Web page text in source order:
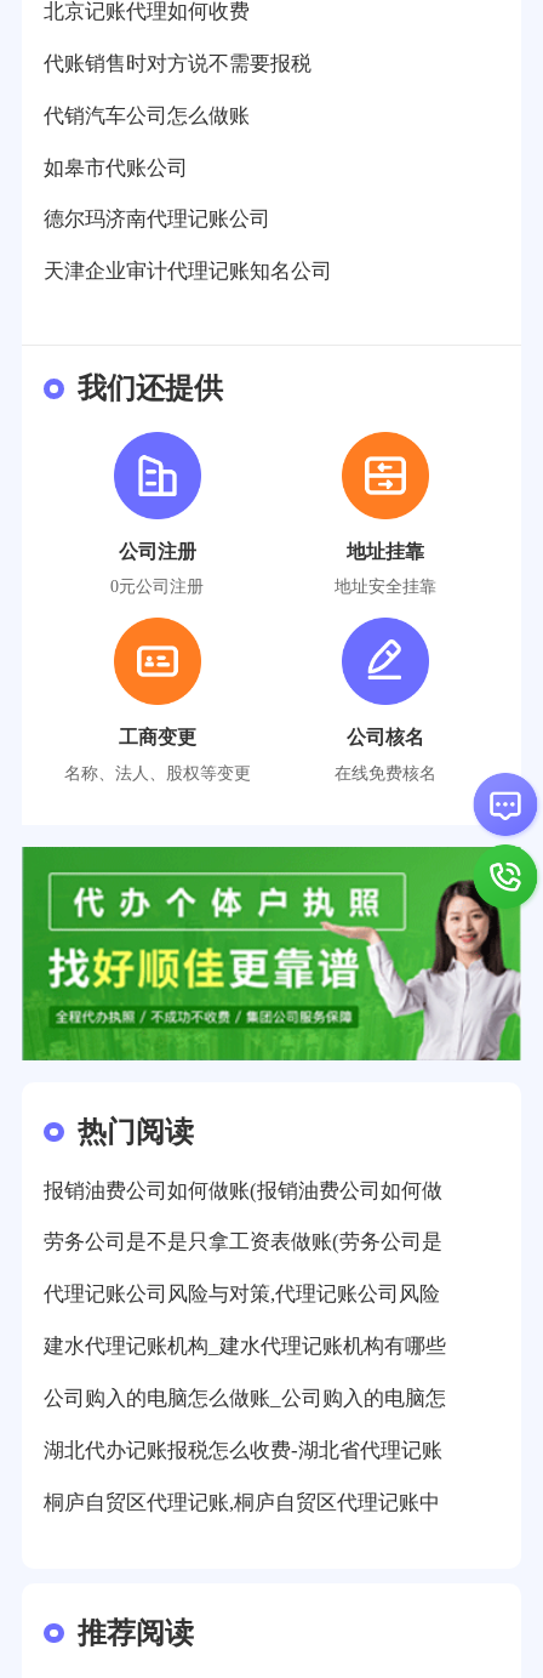
北京记账代理如何收费
代账销售时对方说不需要报税
代销汽车公司怎么做账
如皋市代账公司
德尔玛济南代理记账公司
天津企业审计代理记账知名公司
我们还提供
公司注册
0元公司注册
地址挂靠
地址安全挂靠
工商变更
名称、法人、股权等变更
公司核名
在线免费核名
热门阅读
报销油费公司如何做账(报销油费公司如何做
劳务公司是不是只拿工资表做账(劳务公司是
代理记账公司风险与对策,代理记账公司风险
建水代理记账机构_建水代理记账机构有哪些
公司购入的电脑怎么做账_公司购入的电脑怎
湖北代办记账报税怎么收费-湖北省代理记账
桐庐自贸区代理记账,桐庐自贸区代理记账中
推荐阅读